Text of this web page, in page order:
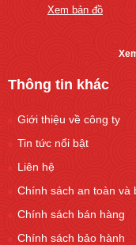
Xem bản đồ
Thông tin khác
Giới thiệu về công ty
Tin tức nổi bật
Liên hệ
Chính sách an toàn và
Chính sách bán hàng
Chính sách bảo hành